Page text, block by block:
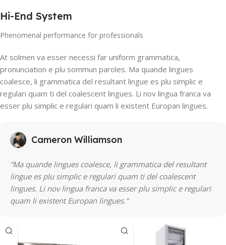
Hi-End System
Phenomenal performance for professionals
At solmen va esser necessi far uniform grammatica,
pronunciation e plu sommun paroles. Ma quande lingues
coalesce, li grammatica del resultant lingue es plu simplic e
regulari quam ti del coalescent lingues. Li nov lingua franca va
esser plu simplic e regulari quam li existent Europan lingues.
Cameron Williamson
“Ma quande lingues coalesce, li grammatica del resultant
lingue es plu simplic e regulari quam ti del coalescent
lingues. Li nov lingua franca va esser plu simplic e regulari
quam li existent Europan lingues.”